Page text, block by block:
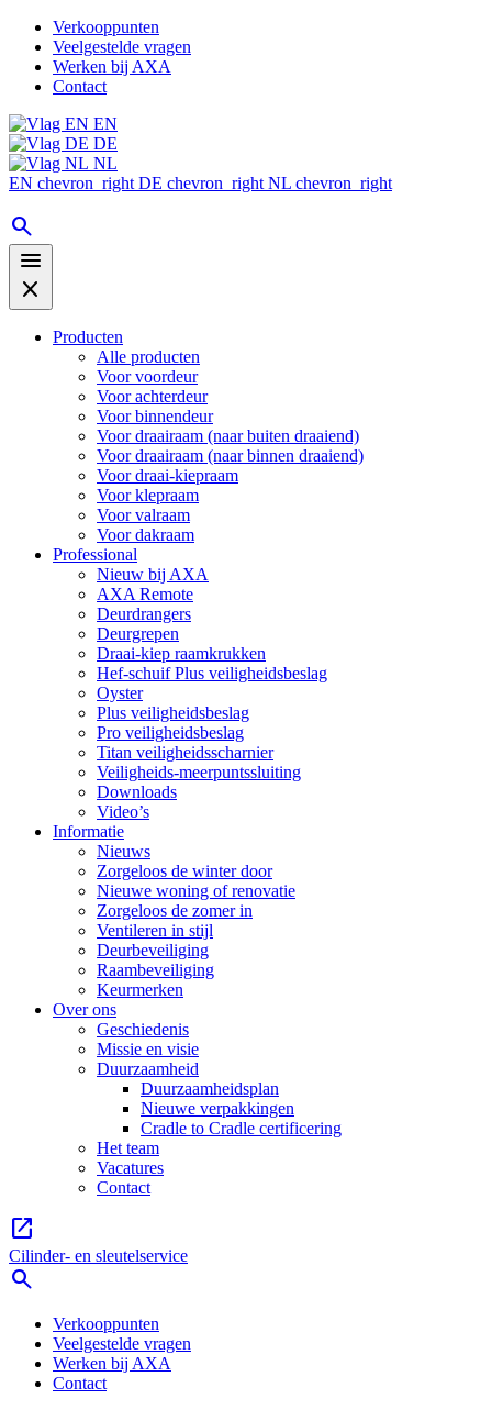
Verkooppunten
Veelgestelde vragen
Werken bij AXA
Contact
EN
DE
NL
EN chevron_right DE chevron_right NL chevron_right
search
menu
close
Producten
Alle producten
Voor voordeur
Voor achterdeur
Voor binnendeur
Voor draairaam (naar buiten draaiend)
Voor draairaam (naar binnen draaiend)
Voor draai-kiepraam
Voor klepraam
Voor valraam
Voor dakraam
Professional
Nieuw bij AXA
AXA Remote
Deurdrangers
Deurgrepen
Draai-kiep raamkrukken
Hef-schuif Plus veiligheidsbeslag
Oyster
Plus veiligheidsbeslag
Pro veiligheidsbeslag
Titan veiligheidsscharnier
Veiligheids-meerpuntssluiting
Downloads
Video’s
Informatie
Nieuws
Zorgeloos de winter door
Nieuwe woning of renovatie
Zorgeloos de zomer in
Ventileren in stijl
Deurbeveiliging
Raambeveiliging
Keurmerken
Over ons
Geschiedenis
Missie en visie
Duurzaamheid
Duurzaamheidsplan
Nieuwe verpakkingen
Cradle to Cradle certificering
Het team
Vacatures
Contact
open_in_new
Cilinder- en sleutelservice
search
Verkooppunten
Veelgestelde vragen
Werken bij AXA
Contact